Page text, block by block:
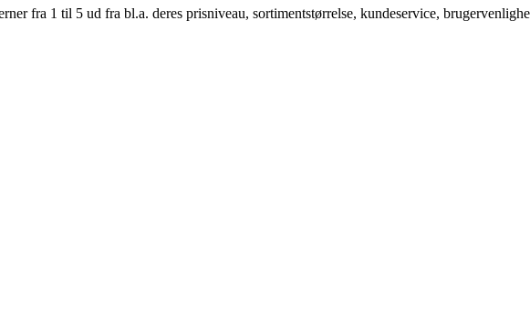
fra 1 til 5 ud fra bl.a. deres prisniveau, sortimentstørrelse, kundeservice,